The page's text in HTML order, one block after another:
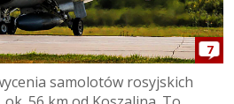
7
samolotów rosyjskich